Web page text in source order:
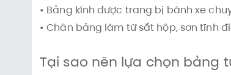
• Bảng kính được trang bị bánh xe
• Chân bảng làm từ sắt hộp, sơn tĩnh
Tại sao nên lựa chọn bảng